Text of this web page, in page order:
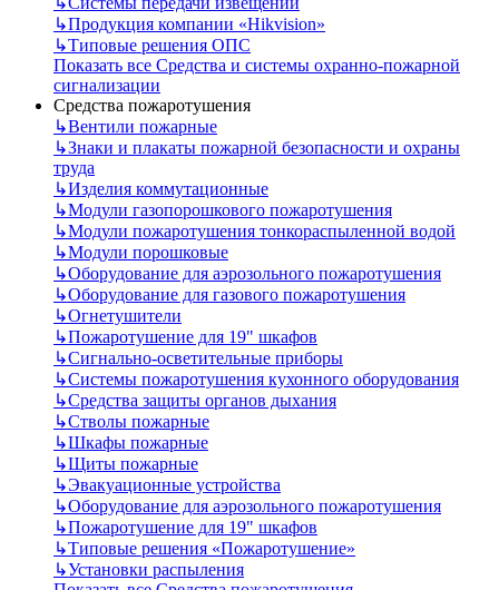
↳Продукция компании «Hikvision»
↳Типовые решения ОПС
Показать все Средства и системы охранно-пожарной
сигнализации
Средства пожаротушения
↳Вентили пожарные
↳Знаки и плакаты пожарной безопасности и охраны
труда
↳Изделия коммутационные
↳Модули газопорошкового пожаротушения
↳Модули пожаротушения тонкораспыленной водой
↳Модули порошковые
↳Оборудование для аэрозольного пожаротушения
↳Оборудование для газового пожаротушения
↳Огнетушители
↳Пожаротушение для 19" шкафов
↳Сигнально-осветительные приборы
↳Системы пожаротушения кухонного оборудования
↳Средства защиты органов дыхания
↳Стволы пожарные
↳Шкафы пожарные
↳Щиты пожарные
↳Эвакуационные устройства
↳Оборудование для аэрозольного пожаротушения
↳Пожаротушение для 19" шкафов
↳Типовые решения «Пожаротушение»
↳Установки распыления